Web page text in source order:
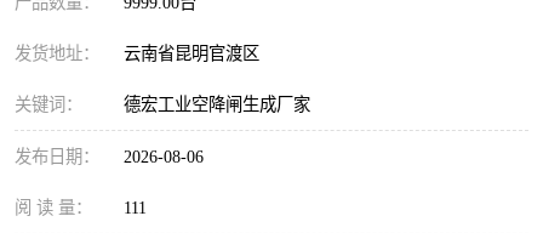
发货地址： 云南省昆明官渡区
关键词： 德宏工业空降闸生成厂家
发布日期： 2026-08-06
阅 读 量： 111